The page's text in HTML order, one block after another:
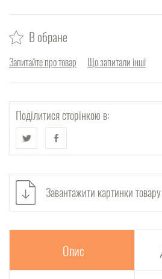
В обране
Запитайте про товар Що запитали інші
Поділитися сторінкою в:
Завантажити картинки товару
Опис